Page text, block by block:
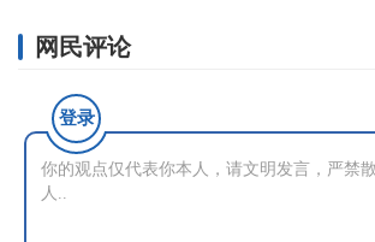
网民评论
登录